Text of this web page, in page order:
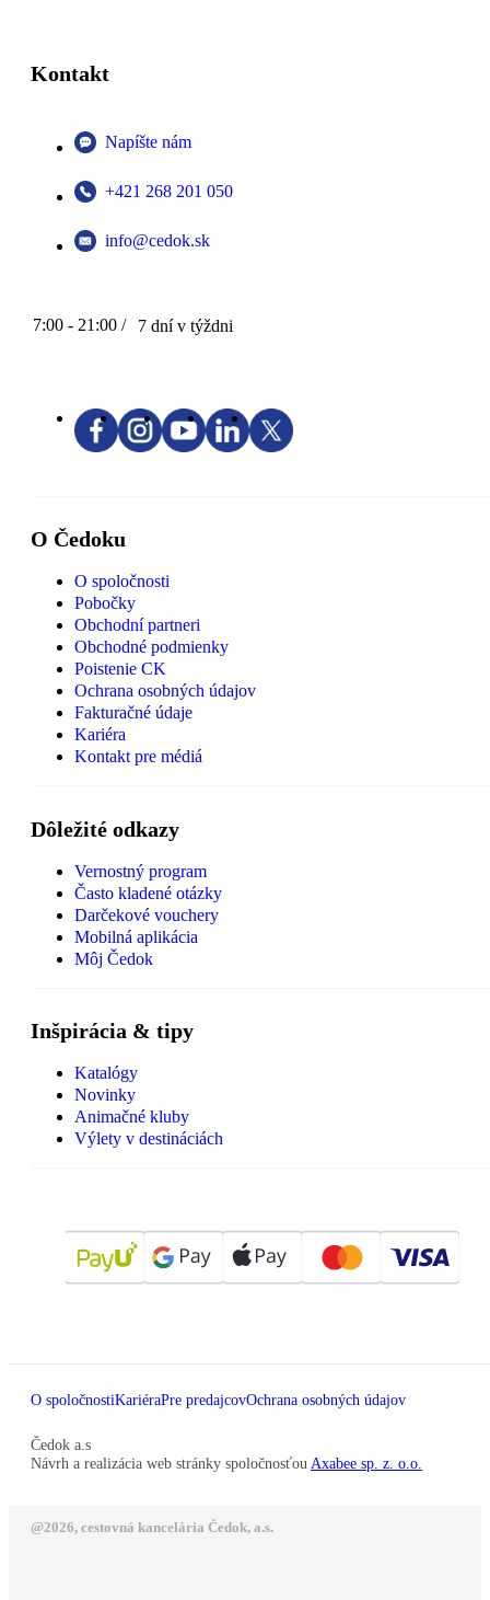
Kontakt
Napíšte nám
+421 268 201 050
info@cedok.sk
7:00 - 21:00 / 7 dní v týždni
O Čedoku
O spoločnosti
Pobočky
Obchodní partneri
Obchodné podmienky
Poistenie CK
Ochrana osobných údajov
Fakturačné údaje
Kariéra
Kontakt pre médiá
Dôležité odkazy
Vernostný program
Často kladené otázky
Darčekové vouchery
Mobilná aplikácia
Môj Čedok
Inšpirácia & tipy
Katalógy
Novinky
Animačné kluby
Výlety v destináciách
O spoločnostiKariéraPre predajcovOchrana osobných údajov
Čedok a.s
Návrh a realizácia web stránky spoločnosťou Axabee sp. z. o.o.
@2026, cestovná kancelária Čedok, a.s.